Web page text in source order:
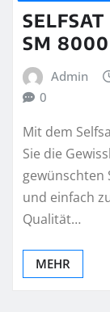
SM 8000
Admin
0
Mit dem
Sie die
gewünschten
und einfach
Qualität…
MEHR